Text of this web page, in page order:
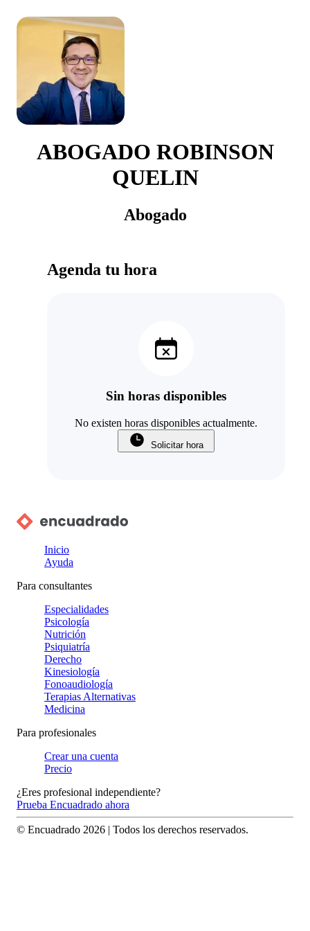
ABOGADO ROBINSON
QUELIN
Abogado
Agenda tu hora
Sin horas disponibles
No existen horas disponibles actualmente.
Solicitar hora
Inicio
Ayuda
Para consultantes
Especialidades
Psicología
Nutrición
Psiquiatría
Derecho
Kinesiología
Fonoaudiología
Terapias Alternativas
Medicina
Para profesionales
Crear una cuenta
Precio
¿Eres profesional independiente?
Prueba Encuadrado ahora
© Encuadrado 2026 | Todos los derechos reservados.